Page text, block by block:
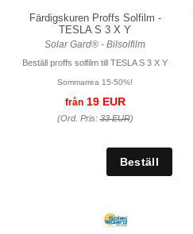
Färdigskuren Proffs Solfilm -
TESLA S 3 X Y
Solar Gard® - Bilsolfilm
Beställ proffs solfilm till TESLA S 3 X Y
Sommarrea 15-50%!
från19 EUR
(Ord. Pris:33 EUR)